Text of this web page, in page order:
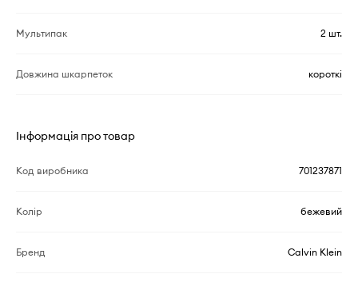
Мультипак 2 шт.
Довжина шкарпеток короткі
Інформація про товар
Код виробника 701237871
Колір бежевий
Бренд Calvin Klein